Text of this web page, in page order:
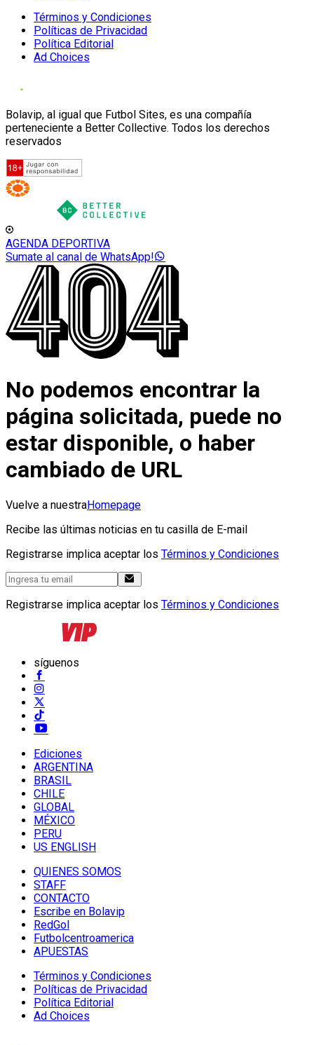
Términos y Condiciones
Políticas de Privacidad
Política Editorial
Ad Choices
Bolavip, al igual que Futbol Sites, es una compañía
perteneciente a Better Collective. Todos los derechos
reservados
AGENDA DEPORTIVA
Sumate al canal de WhatsApp!
No podemos encontrar la
página solicitada, puede no
estar disponible, o haber
cambiado de URL
Vuelve a nuestraHomepage
Recibe las últimas noticias en tu casilla de E-mail
Registrarse implica aceptar los Términos y Condiciones
Registrarse implica aceptar los Términos y Condiciones
síguenos
Ediciones
ARGENTINA
BRASIL
CHILE
GLOBAL
MÉXICO
PERU
US ENGLISH
QUIENES SOMOS
STAFF
CONTACTO
Escribe en Bolavip
RedGol
Futbolcentroamerica
APUESTAS
Términos y Condiciones
Políticas de Privacidad
Política Editorial
Ad Choices